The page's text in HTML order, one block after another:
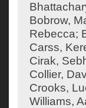
Bobrow,
Rebecca;
Carss,
Cirak,
Collier,
Crooks,
Williams,